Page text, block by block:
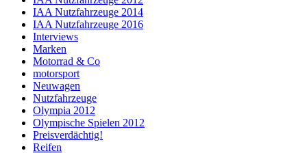
IAA Nutzfahrzeuge 2014
IAA Nutzfahrzeuge 2016
Interviews
Marken
Motorrad & Co
motorsport
Neuwagen
Nutzfahrzeuge
Olympia 2012
Olympische Spielen 2012
Preisverdächtig!
Reifen